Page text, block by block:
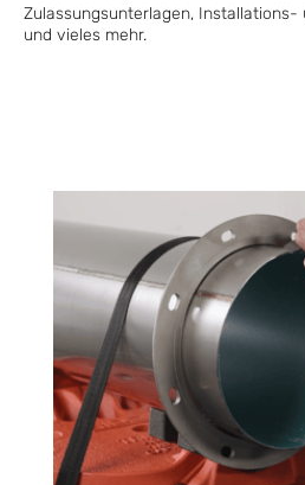
Zulassungsunterlagen,
und vieles mehr.